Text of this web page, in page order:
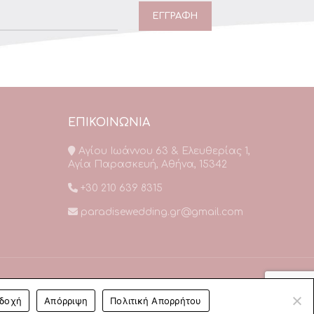
ΕΠΙΚΟΙΝΩΝΙΑ
Αγίου Ιωάννου 63 & Ελευθερίας 1,
Αγία Παρασκευή, Αθήνα, 15342
+30 210 639 8315
paradisewedding.gr@gmail.com
by web-idea.gr
Απόρριψη Πολιτική Απορρήτου